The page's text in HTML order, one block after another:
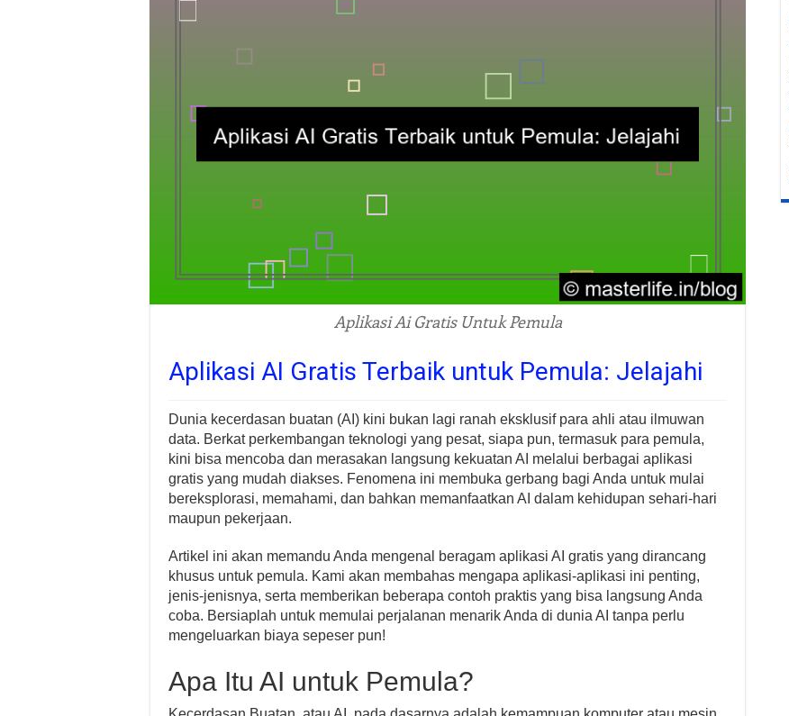
Aplikasi Ai Gratis Untuk Pemula
Aplikasi AI Gratis Terbaik untuk Pemula: Jelajahi
Dunia kecerdasan buatan (AI) kini bukan lagi ranah eksklusif para ahli atau ilmuwan
data. Berkat perkembangan teknologi yang pesat, siapa pun, termasuk para pemula,
kini bisa mencoba dan merasakan langsung kekuatan AI melalui berbagai aplikasi
gratis yang mudah diakses. Fenomena ini membuka gerbang bagi Anda untuk mulai
bereksplorasi, memahami, dan bahkan memanfaatkan AI dalam kehidupan sehari-hari
maupun pekerjaan.
Artikel ini akan memandu Anda mengenal beragam aplikasi AI gratis yang dirancang
khusus untuk pemula. Kami akan membahas mengapa aplikasi-aplikasi ini penting,
jenis-jenisnya, serta memberikan beberapa contoh praktis yang bisa langsung Anda
coba. Bersiaplah untuk memulai perjalanan menarik Anda di dunia AI tanpa perlu
mengeluarkan biaya sepeser pun!
Apa Itu AI untuk Pemula?